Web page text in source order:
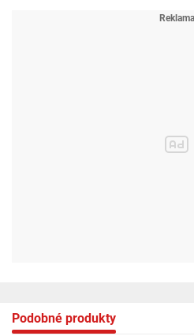
Podobné produkty